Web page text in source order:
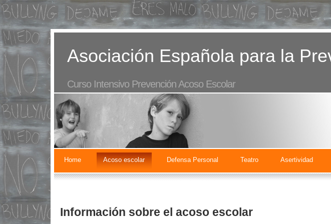
Asociación Española para la
Curso Intensivo Prevención Acoso Escolar
Home Acoso escolar Defensa Personal Teatro Asertividad
Información sobre el acoso escolar